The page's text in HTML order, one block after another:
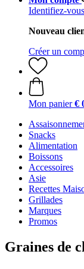
Identifiez-vous
Nouveau
Créer un
Mon panier €
Snacks
Alimentation
Boissons
Accessoires
Asie
Recettes
Grillades
Marques
Promos
Graines de